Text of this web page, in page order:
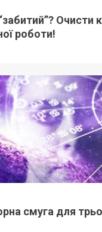
Очисти
роботи!
смуга для